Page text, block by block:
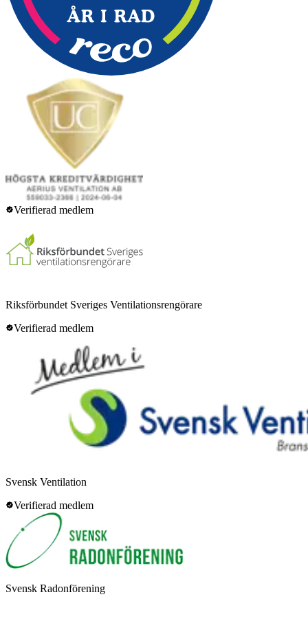
Verifierad medlem
Riksförbundet Sveriges Ventilationsrengörare
Verifierad medlem
Svensk Ventilation
Verifierad medlem
Svensk Radonförening